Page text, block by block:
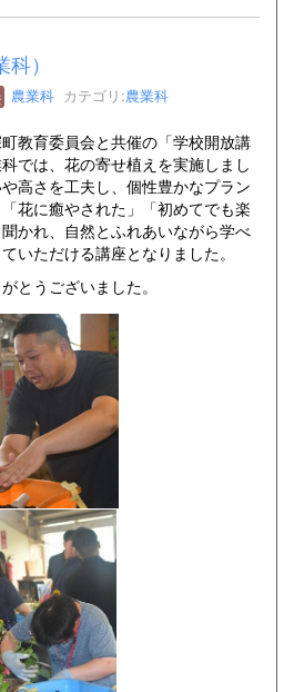
）
農業科 カテゴリ:農業科
教育委員会と共催の「学校開放講
では、花の寄せ植えを実施しまし
高さを工夫し、個性豊かなプラン
花に癒やされた」「初めてでも楽
かれ、自然とふれあいながら学べ
いただける講座となりました。
とうございました。